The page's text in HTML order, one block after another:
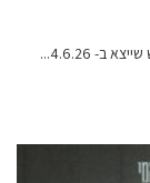
ב- 4.6.26 ...